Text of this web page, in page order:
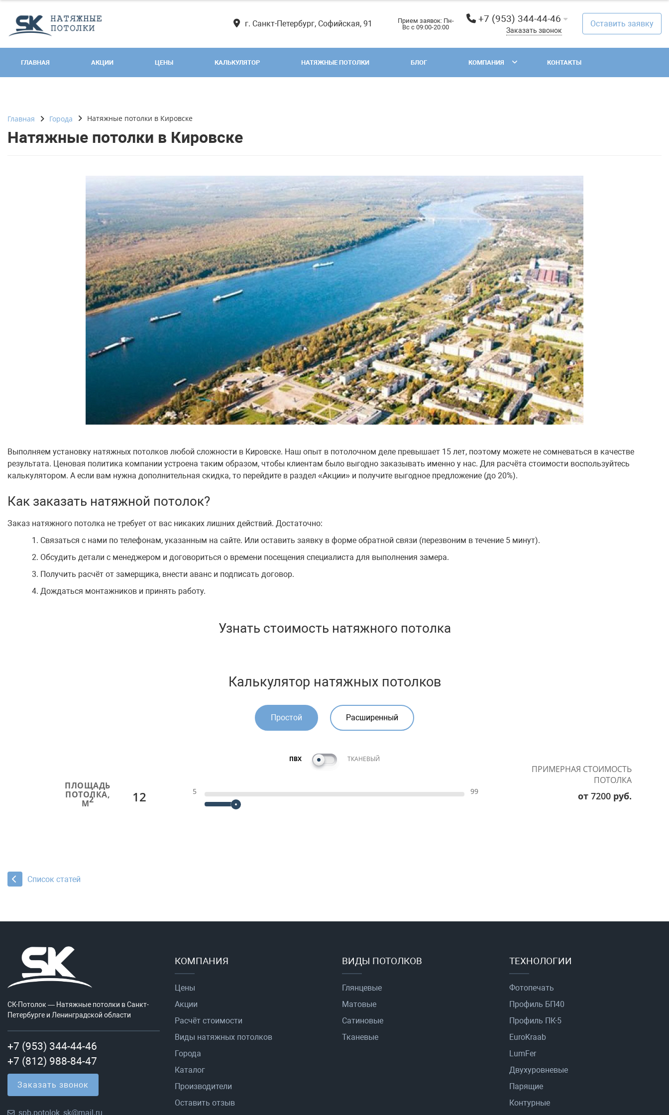
г. Санкт-Петербург, Софийская, 91
Прием заявок: Пн-
Вс с 09:00-20:00
+7 (953) 344-44-46
Заказать звонок
Оставить заявку
ГЛАВНАЯ АКЦИИ ЦЕНЫ КАЛЬКУЛЯТОР НАТЯЖНЫЕ ПОТОЛКИ БЛОГ КОМПАНИЯ КОНТАКТЫ
Главная Города Натяжные потолки в Кировске
Натяжные потолки в Кировске
Выполняем установку натяжных потолков любой сложности в Кировске. Наш опыт в потолочном деле превышает 15 лет, поэтому можете не сомневаться в качестве
результата. Ценовая политика компании устроена таким образом, чтобы клиентам было выгодно заказывать именно у нас. Для расчёта стоимости воспользуйтесь
калькулятором. А если вам нужна дополнительная скидка, то перейдите в раздел «Акции» и получите выгодное предложение (до 20%).
Как заказать натяжной потолок?
Заказ натяжного потолка не требует от вас никаких лишних действий. Достаточно:
Связаться с нами по телефонам, указанным на сайте. Или оставить заявку в форме обратной связи (перезвоним в течение 5 минут).
Обсудить детали с менеджером и договориться о времени посещения специалиста для выполнения замера.
Получить расчёт от замерщика, внести аванс и подписать договор.
Дождаться монтажников и принять работу.
Узнать стоимость натяжного потолка
Калькулятор натяжных потолков
Простой Расширенный
ПВХ ТКАНЕВЫЙ
ПЛОЩАДЬ
ПОТОЛКА,
М2 12 5 99
ПРИМЕРНАЯ СТОИМОСТЬ
ПОТОЛКА
от 7200 руб.
Список статей
СК-Потолок — Натяжные потолки в Санкт-
Петербурге и Ленинградской области
+7 (953) 344-44-46
+7 (812) 988-84-47
Заказать звонок
spb.potolok_sk@mail.ru
КОМПАНИЯ
Цены
Акции
Расчёт стоимости
Виды натяжных потолков
Города
Каталог
Производители
Оставить отзыв
ВИДЫ ПОТОЛКОВ
Глянцевые
Матовые
Сатиновые
Тканевые
ТЕХНОЛОГИИ
Фотопечать
Профиль БП40
Профиль ПК-5
EuroKraab
LumFer
Двухуровневые
Парящие
Контурные